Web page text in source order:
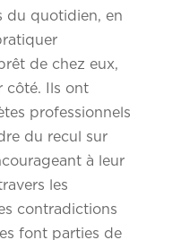
du quotidien, en
de chez eux,
côté. Ils ont
professionnels
du recul sur
à leur
les
contradictions
font parties de